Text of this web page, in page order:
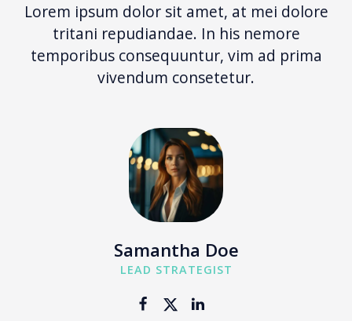
Lorem ipsum dolor sit amet, at mei dolore
tritani repudiandae. In his nemore
temporibus consequuntur, vim ad prima
vivendum consetetur.
Samantha Doe
LEAD STRATEGIST